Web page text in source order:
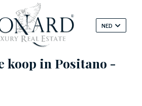
NED
koop in Positano -